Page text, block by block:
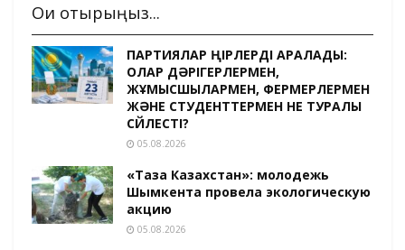
Оқи отырыңыз...
ПАРТИЯЛАР ӨҢІРЛЕРДІ АРАЛАДЫ:
ОЛАР ДӘРІГЕРЛЕРМЕН,
ЖҰМЫСШЫЛАРМЕН, ФЕРМЕРЛЕРМЕН
ЖӘНЕ СТУДЕНТТЕРМЕН НЕ ТУРАЛЫ
СӨЙЛЕСТІ?
05.08.2026
«Таза Казахстан»: молодежь
Шымкента провела экологическую
акцию
05.08.2026